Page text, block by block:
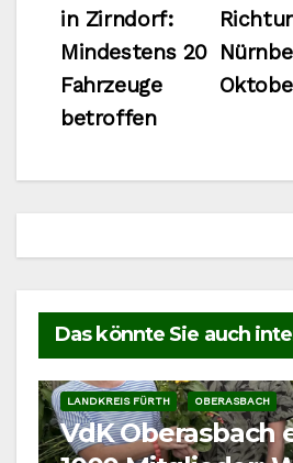
in Zirndorf:
Mindestens 20
Fahrzeuge
betroffen
Das könnte Sie auch
LANDKREIS FÜRTH OBERASBACH
VdK Oberasbach